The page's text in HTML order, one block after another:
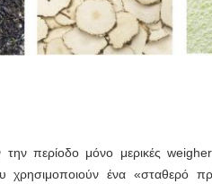
την περίοδο μόνο μερικές
ένα «σταθερό